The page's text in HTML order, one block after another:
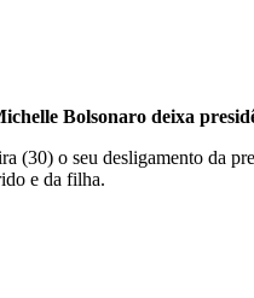
Bolsonaro deixa
(30) o seu desligamento da
e da filha.